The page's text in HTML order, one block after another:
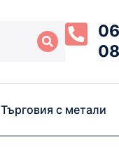
Търговия с метали